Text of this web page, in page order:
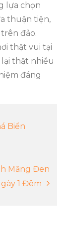
lựa chọn
thuận tiện,
đảo.
thật vui tại
thật nhiều
đáng
Biển
Măng Đen
1 Đêm